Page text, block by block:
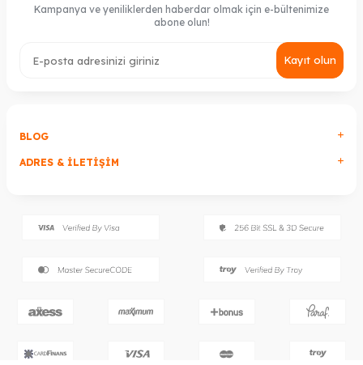
Kampanya ve yeniliklerden haberdar olmak için e-bültenimize
abone olun!
Kayıt olun
BLOG
ADRES & İLETIŞIM